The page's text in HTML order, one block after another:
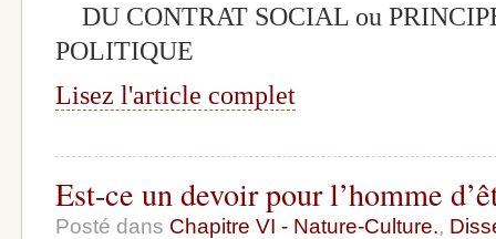
DU CONTRAT SOCIAL ou
POLITIQUE
Lisez l'article complet
Est-ce un devoir pour l’homme
Posté dans Chapitre VI - Nature-Culture.,